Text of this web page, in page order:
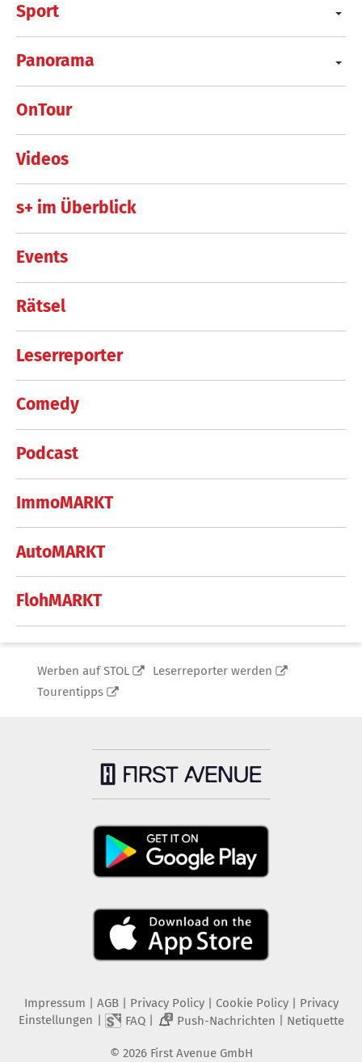
Sport
Panorama
OnTour
Videos
s+ im Überblick
Events
Rätsel
Leserreporter
Comedy
Podcast
ImmoMARKT
AutoMARKT
FlohMARKT
Werben auf STOL
Leserreporter werden
Tourentipps
Impressum | AGB | Privacy Policy| Cookie Policy| Privacy
Einstellungen | FAQ| 2 Push-Nachrichten | Netiquette
© 2026 First Avenue GmbH